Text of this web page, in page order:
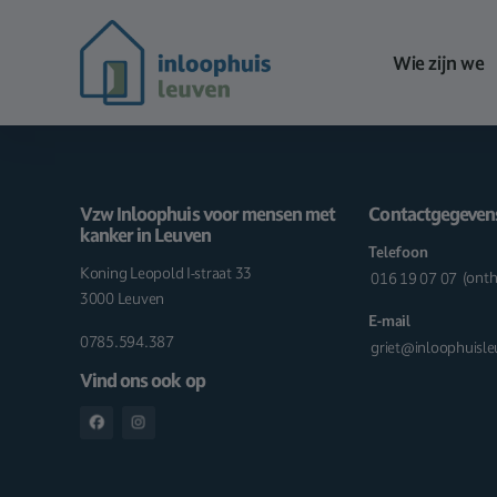
Wie zijn we
Vzw Inloophuis voor mensen met
kanker in Leuven
Koning Leopold I-straat 33
3000 Leuven
0785.594.387
Vind ons ook op
Telefoon
016 19 07 07
E-mail